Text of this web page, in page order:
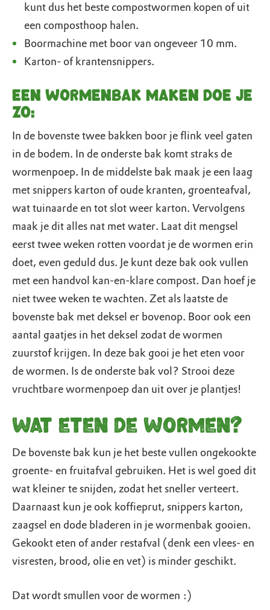
kunt dus het beste compostwormen kopen of uit
een composthoop halen.
Boormachine met boor van ongeveer 10 mm.
Karton- of krantensnippers.
Een wormenbak maken doe je
zo:
In de bovenste twee bakken boor je flink veel gaten
in de bodem. In de onderste bak komt straks de
wormenpoep. In de middelste bak maak je een laag
met snippers karton of oude kranten, groenteafval,
wat tuinaarde en tot slot weer karton. Vervolgens
maak je dit alles nat met water. Laat dit mengsel
eerst twee weken rotten voordat je de wormen erin
doet, even geduld dus. Je kunt deze bak ook vullen
met een handvol kan-en-klare compost. Dan hoef je
niet twee weken te wachten. Zet als laatste de
bovenste bak met deksel er bovenop. Boor ook een
aantal gaatjes in het deksel zodat de wormen
zuurstof krijgen. In deze bak gooi je het eten voor
de wormen. Is de onderste bak vol? Strooi deze
vruchtbare wormenpoep dan uit over je plantjes!
Wat eten de wormen?
De bovenste bak kun je het beste vullen ongekookte
groente- en fruitafval gebruiken. Het is wel goed dit
wat kleiner te snijden, zodat het sneller verteert.
Daarnaast kun je ook koffieprut, snippers karton,
zaagsel en dode bladeren in je wormenbak gooien.
Gekookt eten of ander restafval (denk een vlees- en
visresten, brood, olie en vet) is minder geschikt.
Dat wordt smullen voor de wormen :)